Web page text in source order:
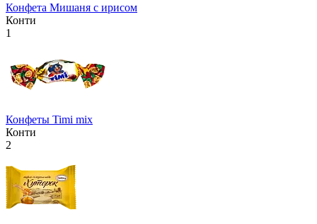
Конфета Мишаня с ирисом
Конти
1
Конфеты Timi mix
Конти
2